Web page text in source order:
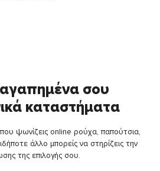
σου
καταστήματα
ψωνίζεις online ρούχα, παπούτσια,
άλλο μπορείς να στηρίζεις την
της επιλογής σου.